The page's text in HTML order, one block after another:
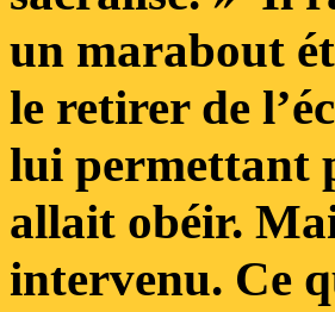
un marabout
le retirer de
lui permettant
allait obéir.
intervenu. Ce